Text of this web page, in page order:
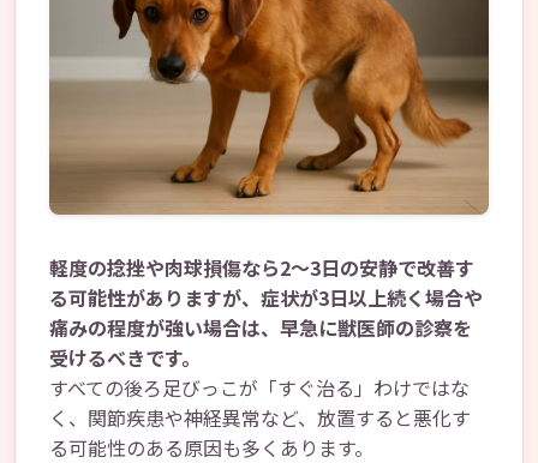
軽度の捻挫や肉球損傷なら2～3日の安静で改善す
る可能性がありますが、症状が3日以上続く場合や
痛みの程度が強い場合は、早急に獣医師の診察を
受けるべきです。
すべての後ろ足びっこが「すぐ治る」わけではな
く、関節疾患や神経異常など、放置すると悪化す
る可能性のある原因も多くあります。